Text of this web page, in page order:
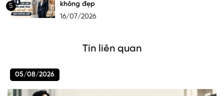
5
không đẹp
16/07/2026
Tin liên quan
05/08/2026